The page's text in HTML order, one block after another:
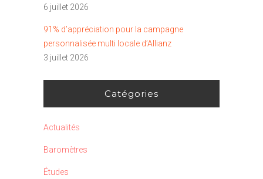
6 juillet 2026
91% d’appréciation pour la campagne
personnalisée multi locale d’Allianz
3 juillet 2026
Catégories
Actualités
Baromètres
Études